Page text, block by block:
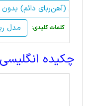
مدل :کلمات کلیدی
چکیده انگلیسی